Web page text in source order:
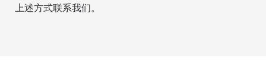
上述方式联系我们。